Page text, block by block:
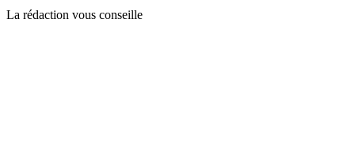
La rédaction vous conseille